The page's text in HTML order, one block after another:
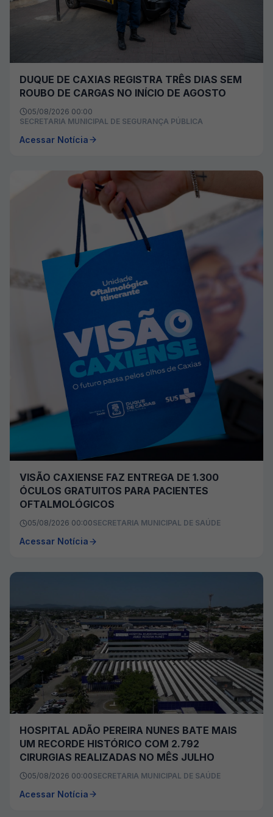
DUQUE DE CAXIAS REGISTRA TRÊS DIAS SEM
ROUBO DE CARGAS NO INÍCIO DE AGOSTO
05/08/2026 00:00
SECRETARIA MUNICIPAL DE SEGURANÇA PÚBLICA
Acessar Notícia
VISÃO CAXIENSE FAZ ENTREGA DE 1.300
ÓCULOS GRATUITOS PARA PACIENTES
OFTALMOLÓGICOS
05/08/2026 00:00SECRETARIA MUNICIPAL DE SAÚDE
Acessar Notícia
HOSPITAL ADÃO PEREIRA NUNES BATE MAIS
UM RECORDE HISTÓRICO COM 2.792
CIRURGIAS REALIZADAS NO MÊS JULHO
05/08/2026 00:00SECRETARIA MUNICIPAL DE SAÚDE
Acessar Notícia